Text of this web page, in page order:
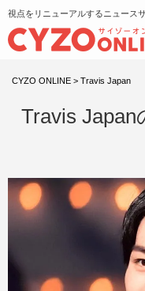
視点をリニューアルするニュース
CYZO ONLINE > Travis Japan
Travis